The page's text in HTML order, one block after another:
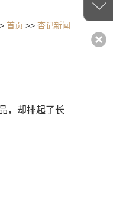
首页 >> 杏记新闻
，却排起了长